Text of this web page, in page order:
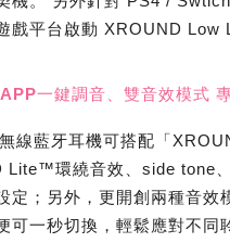
戲平台啟動 XROUND Low
一鍵調音、雙音效模式
線藍牙耳機可搭配「
Lite™環繞音效、side tone
定；另外，更開創兩種音效
可一秒切換，輕鬆應對不